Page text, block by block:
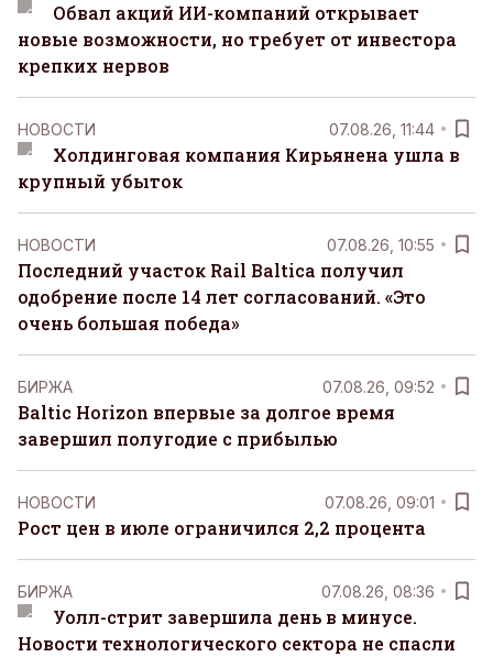
Обвал акций ИИ-компаний открывает
новые возможности, но требует от инвестора
крепких нервов
НОВОСТИ 07.08.26, 11:44
Холдинговая компания Кирьянена ушла в
крупный убыток
НОВОСТИ 07.08.26, 10:55
Последний участок Rail Baltica получил
одобрение после 14 лет согласований. «Это
очень большая победа»
БИРЖА 07.08.26, 09:52
Baltic Horizon впервые за долгое время
завершил полугодие с прибылью
НОВОСТИ 07.08.26, 09:01
Рост цен в июле ограничился 2,2 процента
БИРЖА 07.08.26, 08:36
Уолл-стрит завершила день в минусе.
Новости технологического сектора не спасли